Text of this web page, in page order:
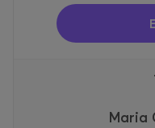
Maria